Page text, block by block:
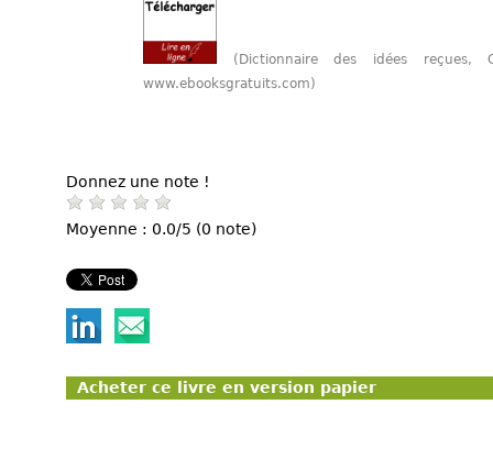
(Dictionnaire des idées reçues,
www.ebooksgratuits.com)
Donnez une note !
Moyenne : 0.0/5 (0 note)
Acheter ce livre en version papier